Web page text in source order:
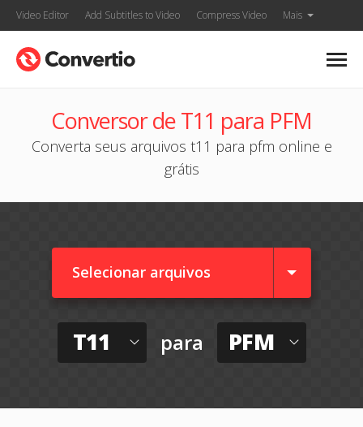
Video Editor Add Subtitles to Video Compress Video Mais
Conversor de T11 para PFM
Converta seus arquivos t11 para pfm online e
grátis
Selecionar arquivos
T11 para PFM